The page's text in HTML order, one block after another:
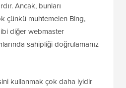
Ancak, bunları
çünkü muhtemelen Bing,
diğer webmaster
sahipliği doğrulamanız
kullanmak çok daha iyidir